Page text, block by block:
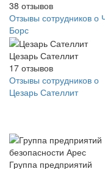
38 отзывов
Отзывы сотрудников о
Борс
Цезарь Сателлит
17 отзывов
Отзывы сотрудников о
Цезарь Сателлит
Группа предприятий